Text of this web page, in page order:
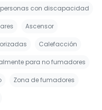
con discapacidad
Ascensor
Calefacción
para no fumadores
Zona de fumadores